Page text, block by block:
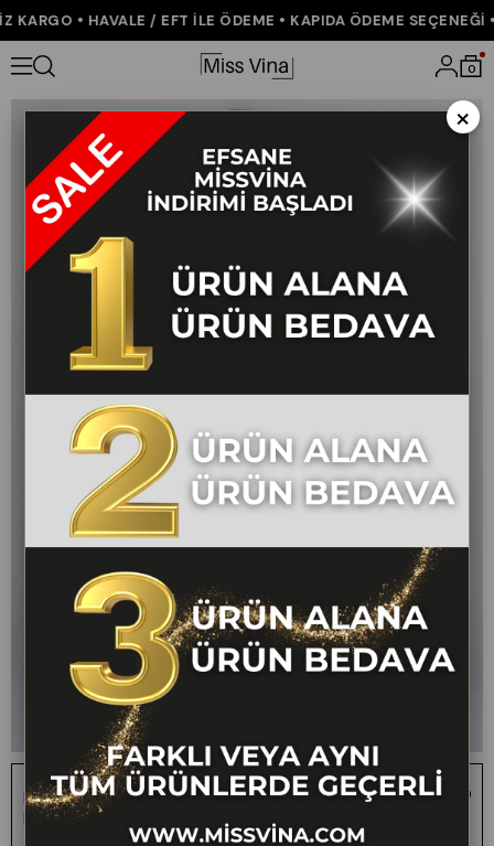
• HAVALE / EFT İLE ÖDEME • KAPIDA ÖDEME SEÇENEĞİ •
0
Anasayfa ÇOK SATANLAR
Monsere Beli Lastikli Yüksek Bel Dar Paça Kadın
Pantolon
×